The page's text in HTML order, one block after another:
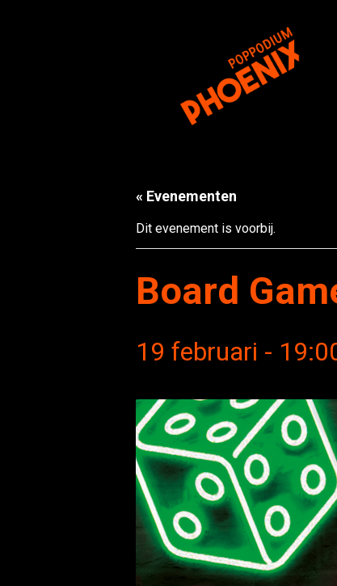
« Evenementen
Dit evenement is voorbij.
Board
19 februari -